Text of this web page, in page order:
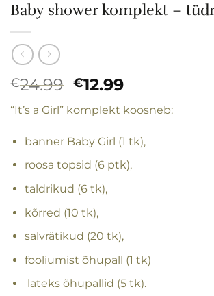
Baby shower komplekt –
€24.99 Algne
hind
oli:
€24.99.
€12.99Praegune
hind
on:
€12.99.
“It’s a Girl” komplekt koosneb:
banner Baby Girl (1 tk),
roosa topsid (6 ptk),
taldrikud (6 tk),
kõrred (10 tk),
salvrätikud (20 tk),
fooliumist õhupall (1 tk)
lateks õhupallid (5 tk).